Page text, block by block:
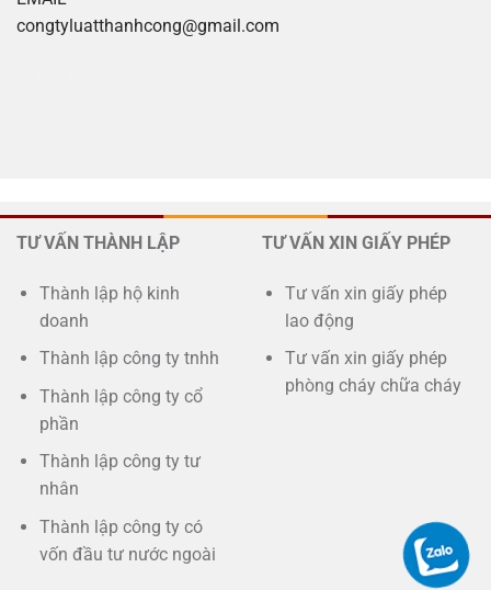
congtyluatthanhcong@gmail.com
TƯ VẤN THÀNH LẬP
Thành lập hộ kinh
doanh
Thành lập công ty tnhh
Thành lập công ty cổ
phần
Thành lập công ty tư
nhân
Thành lập công ty có
vốn đầu tư nước ngoài
TƯ VẤN XIN GIẤY PHÉP
Tư vấn xin giấy phép
lao động
Tư vấn xin giấy phép
phòng cháy chữa cháy